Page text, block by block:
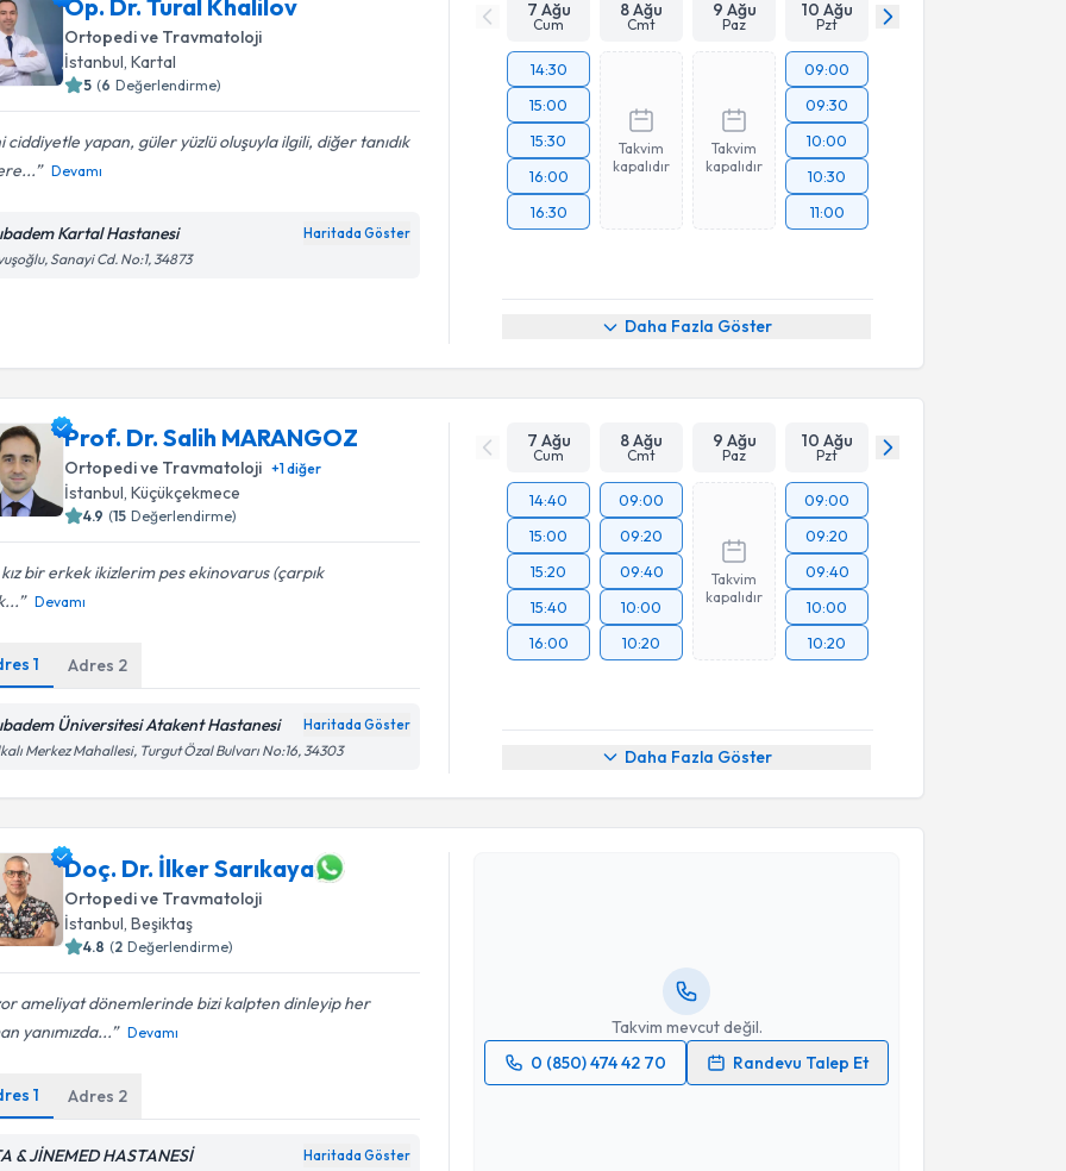
Op. Dr. Tural Khalilov
Ortopedi ve Travmatoloji
İstanbul, Kartal
5 (6 Değerlendirme)
ciddiyetle yapan, güler yüzlü oluşuyla ilgili, diğer tanıdık
Devamı
Kartal Hastanesi Haritada Göster
Sanayi Cd. No:1, 34873
7 Ağu
Cum
8 Ağu
Cmt
9 Ağu
Paz
10 Ağu
Pzt
14:30
15:00
15:30
16:00
16:30
Takvim
kapalıdır
Takvim
kapalıdır
09:00
09:30
10:00
10:30
11:00
Daha Fazla Göster
Prof. Dr. Salih MARANGOZ
Ortopedi ve Travmatoloji +1diğer
İstanbul , Küçükçekmece
4.9 (15 Değerlendirme)
bir erkek ikizlerim pes ekinovarus (çarpık
Devamı
1 Adres 2
Üniversitesi Atakent Hastanesi Haritada Göster
Merkez Mahallesi, Turgut Özal Bulvarı No:16, 34303
7 Ağu
Cum
8 Ağu
Cmt
9 Ağu
Paz
10 Ağu
Pzt
14:40
15:00
15:20
15:40
16:00
09:00
09:20
09:40
10:00
10:20
Takvim
kapalıdır
09:00
09:20
09:40
10:00
10:20
Daha Fazla Göster
Doç. Dr. İlker Sarıkaya
Ortopedi ve Travmatoloji
İstanbul, Beşiktaş
4.8 (2 Değerlendirme)
ameliyat dönemlerinde bizi kalpten dinleyip her
yanımızda...
Devamı
1 Adres 2
& JİNEMED HASTANESİ Haritada Göster
Takvim mevcut değil.
0 (850) 474 42 70
Randevu Talep Et